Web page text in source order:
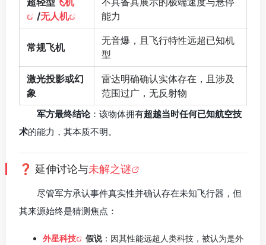
/无人机
能力
常规飞机
无音爆，且飞行特性远超已知机
型
激光投影或幻
象
雷达明确确认实体存在，且涉及
范围过广，无反射物
军方最终结论：该物体拥有超越当时任何已知航空技
术的能力，其本质不明。
❓ 延伸讨论与未解之谜
尽管军方承认事件真实性并确认存在未知飞行器，但
其来源始终是猜测焦点：
外星科技 假说：因其性能远超人类科技，被认为是外